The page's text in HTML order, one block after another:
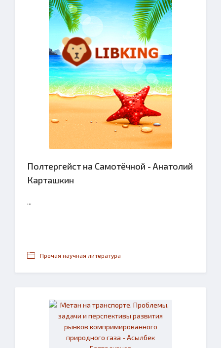
Полтергейст на Самотёчной - Анатолий
Карташкин
...
Прочая научная литература